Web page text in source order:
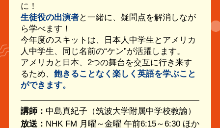
に！
生徒役の出演者と一緒に、疑問点を解消しなが
ら学べます！
今年度のスキットは、日本人中学生とアメリカ
人中学生、同じ名前の“ケン”が活躍します。
アメリカと日本、2つの舞台を交互に行き来す
るため、 飽きることなく楽しく英語を学ぶこと
ができます。
講師： 中島真紀子（筑波大学附属中学校教諭）
放送： NHK FM 月曜～金曜 午前6:15～6:30 ほか